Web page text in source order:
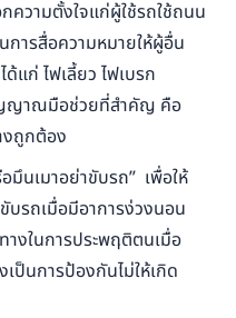
วามตั้งใจแก่ผู้ใช้รถใช้ถนน
นการสื่อความหมายให้ผู้อื่น
แก่ ไฟเลี้ยว ไฟเบรก
ญญาณมือช่วยที่สำคัญ คือ
ถูกต้อง
มึนเมาอย่าขับรถ” เพื่อให้
บรถเมื่อมีอาการง่วงนอน
งในการประพฤติตนเมื่อ
ป็นการป้องกันไม่ให้เกิด